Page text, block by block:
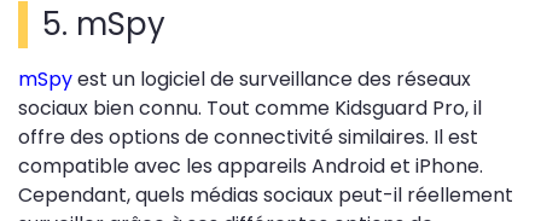
5. mSpy
mSpyest un logiciel de surveillance des réseaux
sociaux bien connu. Tout comme Kidsguard Pro, il
offre des options de connectivité similaires. Il est
compatible avec les appareils Android et iPhone.
Cependant, quels médias sociaux peut-il réellement